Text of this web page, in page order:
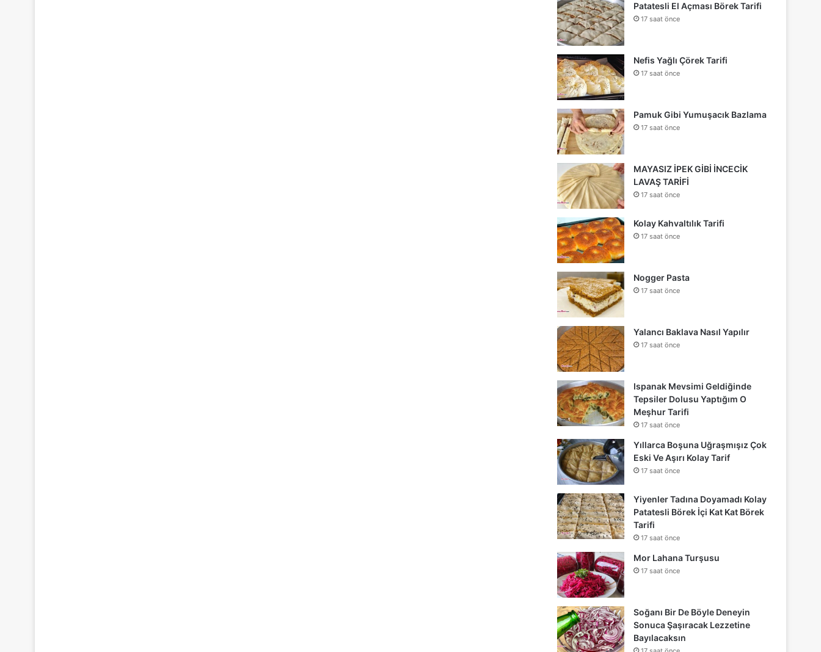
Patatesli El Açması Börek Tarifi
17 saat önce
Nefis Yağlı Çörek Tarifi
17 saat önce
Pamuk Gibi Yumuşacık Bazlama
17 saat önce
MAYASIZ İPEK GİBİ İNCECİK
LAVAŞ TARİFİ
17 saat önce
Kolay Kahvaltılık Tarifi
17 saat önce
Nogger Pasta
17 saat önce
Yalancı Baklava Nasıl Yapılır
17 saat önce
Ispanak Mevsimi Geldiğinde
Tepsiler Dolusu Yaptığım O
Meşhur Tarifi
17 saat önce
Yıllarca Boşuna Uğraşmışız Çok
Eski Ve Aşırı Kolay Tarif
17 saat önce
Yiyenler Tadına Doyamadı Kolay
Patatesli Börek İçi Kat Kat Börek
Tarifi
17 saat önce
Mor Lahana Turşusu
17 saat önce
Soğanı Bir De Böyle Deneyin
Sonuca Şaşıracak Lezzetine
Bayılacaksın